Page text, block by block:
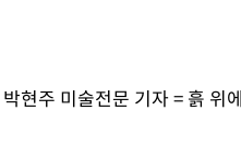
현주 미술전문 기자 = 흙 위